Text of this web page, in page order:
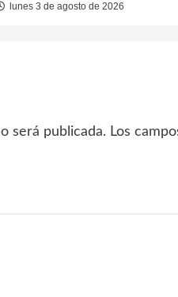
lunes 3 de agosto de 2026
será publicada. Los